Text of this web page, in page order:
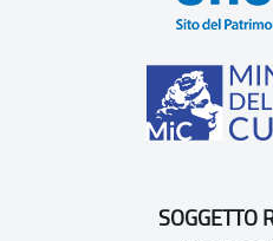
SOGGETTO